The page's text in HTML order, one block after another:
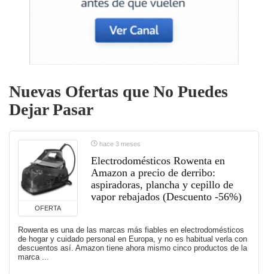
Nuevas Ofertas que No Puedes
Dejar Pasar
OFERTA
hace 3 meses
Electrodomésticos Rowenta en
Amazon a precio de derribo:
aspiradoras, plancha y cepillo de
vapor rebajados (Descuento -56%)
Rowenta es una de las marcas más fiables en electrodomésticos
de hogar y cuidado personal en Europa, y no es habitual verla con
descuentos así. Amazon tiene ahora mismo cinco productos de la
marca ...